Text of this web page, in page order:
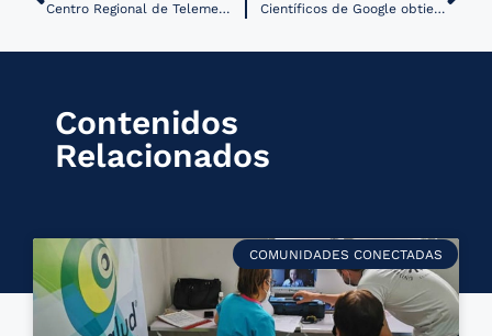
Centro Regional de Telemedicina de Chile realizó una gira por Italia y Suecia Científicos de Google obtienen Premio Nobel de Química por su trabajo en AlphaFold
Contenidos
Relacionados
COMUNIDADES CONECTADAS